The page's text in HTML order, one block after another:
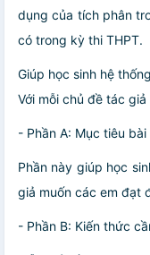
dụng của tích phân
có trong kỳ thi THPT.
Giúp học sinh hệ
Với mỗi chủ đề tác
- Phần A: Mục tiêu bài
Phần này giúp học
giả muốn các em đạt
- Phần B: Kiến thức